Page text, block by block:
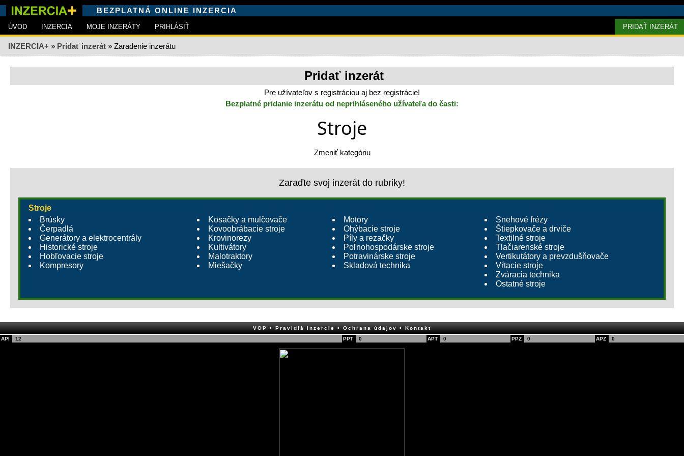
BEZPLATNÁ ONLINE INZERCIA
ÚVOD INZERCIA MOJE INZERÁTY PRIHLÁSIŤ PRIDAŤ INZERÁT
INZERCIA+ » Pridať inzerát » Zaradenie inzerátu
Pridať inzerát
Pre užívateľov s registráciou aj bez registrácie!
Bezplatné pridanie inzerátu od neprihláseného užívateľa do časti:
Stroje
Zmeniť kategóriu
Zaraďte svoj inzerát do rubriky!
Stroje
Brúsky
Čerpadlá
Generátory a elektrocentrály
Historické stroje
Hobľovacie stroje
Kompresory
Kosačky a mulčovače
Kovoobrábacie stroje
Krovinorezy
Kultivátory
Malotraktory
Miešačky
Motory
Ohýbacie stroje
Píly a rezačky
Poľnohospodárske stroje
Potravinárske stroje
Skladová technika
Snehové frézy
Štiepkovače a drviče
Textilné stroje
Tlačiarenské stroje
Vertikutátory a prevzdušňovače
Vŕtacie stroje
Zváracia technika
Ostatné stroje
VOP • Pravidlá inzercie • Ochrana údajov • Kontakt
API
12 PPT 0 APT 0 PPZ 0 APZ 0